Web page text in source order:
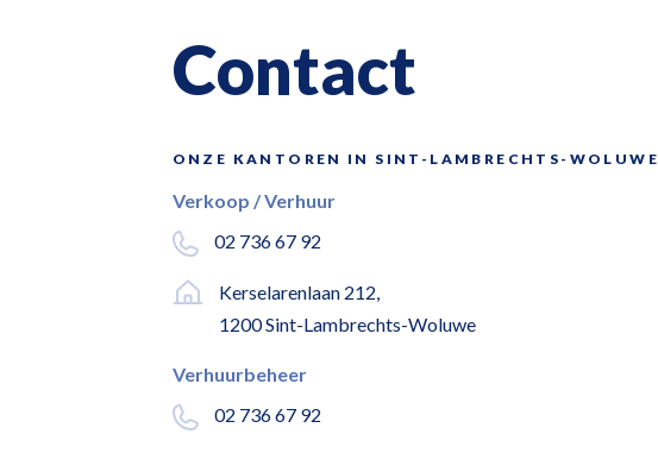
Contact
ONZE KANTOREN IN SINT-LAMBRECHTS-WOLUWE
Verkoop / Verhuur
02 736 67 92
Kerselarenlaan 212,
1200 Sint-Lambrechts-Woluwe
Verhuurbeheer
02 736 67 92